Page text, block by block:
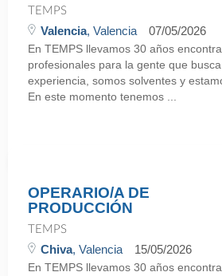
TEMPS
Valencia, Valencia 07/05/2026
En TEMPS llevamos 30 años
profesionales para la gente que
experiencia, somos solventes y
En este momento tenemos ...
OPERARIO/A DE
PRODUCCIÓN
TEMPS
Chiva, Valencia 15/05/2026
En TEMPS llevamos 30 años